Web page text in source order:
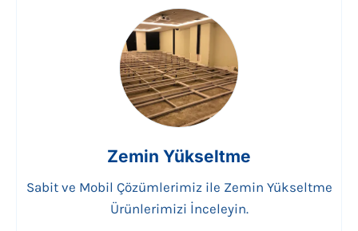
Zemin Yükseltme
Sabit ve Mobil Çözümlerimiz ile Zemin Yükseltme
Ürünlerimizi İnceleyin.